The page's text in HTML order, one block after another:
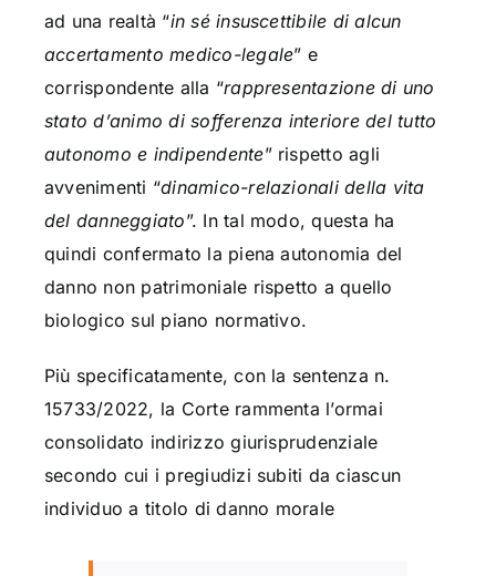
ad una realtà “in sé insuscettibile di alcun
accertamento medico-legale” e
corrispondente alla “rappresentazione di uno
stato d’animo di sofferenza interiore del tutto
autonomo e indipendente” rispetto agli
avvenimenti “dinamico-relazionali della vita
del danneggiato”. In tal modo, questa ha
quindi confermato la piena autonomia del
danno non patrimoniale rispetto a quello
biologico sul piano normativo.
Più specificatamente, con la sentenza n.
15733/2022, la Corte rammenta l’ormai
consolidato indirizzo giurisprudenziale
secondo cui i pregiudizi subiti da ciascun
individuo a titolo di danno morale